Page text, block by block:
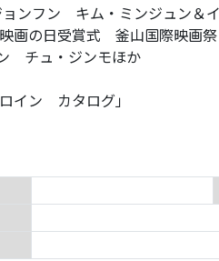
ンフン キム・ミンジュン＆
画の日受賞式 釜山国際映画祭
チュ・ジンモほか
イン カタログ」